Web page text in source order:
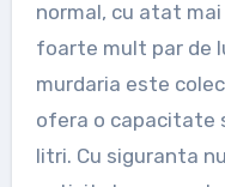
normal, cu atat
foarte mult par de
murdaria este
ofera o capacitate
litri. Cu siguranta